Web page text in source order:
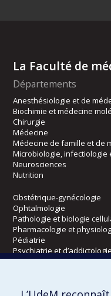
La Faculté de
Départements
Anesthésiologie et de
Biochimie et médecine
Chirurgie
Médecine
Médecine de famille et de
Microbiologie, infectiologie
Neurosciences
Nutrition
Obstétrique-gynécologie
Ophtalmologie
Pathologie et biologie
Pharmacologie et
Pédiatrie
Psychiatrie et
Radiologie, radio-